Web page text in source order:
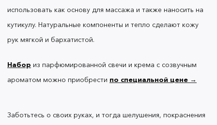
использовать как основу для массажа и также наносить на
кутикулу. Натуральные компоненты и тепло сделают кожу
рук мягкой и бархатистой.
Набор из парфюмированной свечи и крема с созвучным
ароматом можно приобрести по специальной цене →
Заботьтесь о своих руках, и тогда шелушения, покраснения